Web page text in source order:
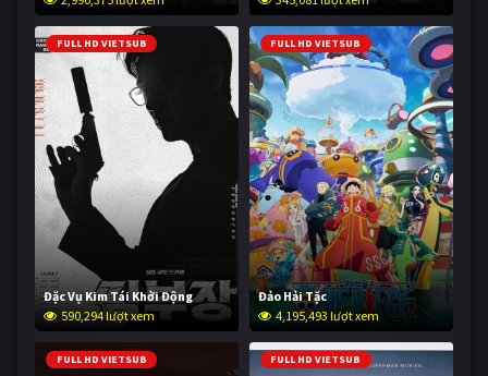
FULL HD VIETSUB
Đặc Vụ Kim Tái Khởi Động
590,294 lượt xem
FULL HD VIETSUB
Đảo Hải Tặc
4,195,493 lượt xem
FULL HD VIETSUB FULL HD VIETSUB